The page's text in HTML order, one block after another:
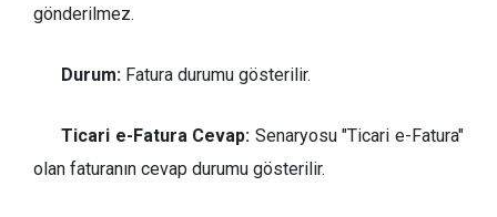
gönderilmez.
Durum: Fatura durumu gösterilir.
Ticari e-Fatura Cevap: Senaryosu "Ticari e-Fatura"
olan faturanın cevap durumu gösterilir.